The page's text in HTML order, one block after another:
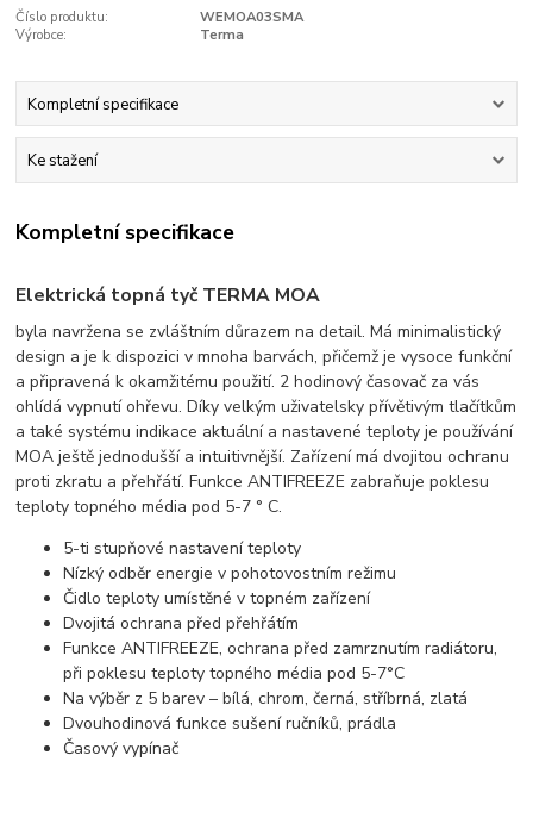
Číslo produktu:
WEMOA03SMA
Výrobce:
Terma
Kompletní specifikace
Ke stažení
Kompletní specifikace
Elektrická topná tyč TERMA MOA
byla navržena se zvláštním důrazem na detail. Má minimalistický
design a je k dispozici v mnoha barvách, přičemž je vysoce funkční
a připravená k okamžitému použití. 2 hodinový časovač za vás
ohlídá vypnutí ohřevu. Díky velkým uživatelsky přívětivým tlačítkům
a také systému indikace aktuální a nastavené teploty je používání
MOA ještě jednodušší a intuitivnější. Zařízení má dvojitou ochranu
proti zkratu a přehřátí. Funkce ANTIFREEZE zabraňuje poklesu
teploty topného média pod 5-7 ° C.
5-ti stupňové nastavení teploty
Nízký odběr energie v pohotovostním režimu
Čidlo teploty umístěné v topném zařízení
Dvojitá ochrana před přehřátím
Funkce ANTIFREEZE, ochrana před zamrznutím radiátoru,
při poklesu teploty topného média pod 5-7°C
Na výběr z 5 barev – bílá, chrom, černá, stříbrná, zlatá
Dvouhodinová funkce sušení ručníků, prádla
Časový vypínač